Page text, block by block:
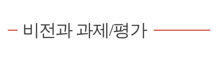
비전과 과제/평가